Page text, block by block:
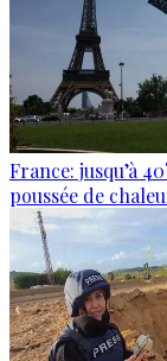
France: jusqu’à
poussée de